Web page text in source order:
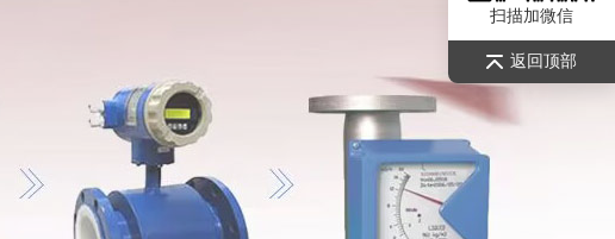
扫描加微信
返回顶部